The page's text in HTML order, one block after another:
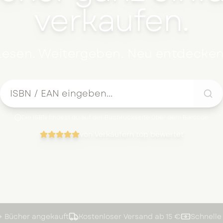
verkaufen.
von Verkäufern top bewertet
Bücher angekauft Kostenloser Versand ab 15 €